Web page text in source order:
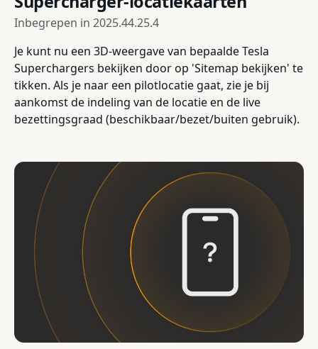
Inbegrepen in 2025.44.25.4
Je kunt nu een 3D-weergave van bepaalde Tesla
Superchargers bekijken door op 'Sitemap bekijken' te
tikken. Als je naar een pilotlocatie gaat, zie je bij
aankomst de indeling van de locatie en de live
bezettingsgraad (beschikbaar/bezet/buiten gebruik).